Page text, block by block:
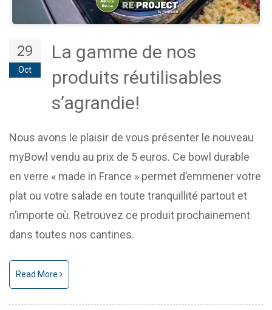
29
Oct
La gamme de nos
produits réutilisables
s’agrandie!
Nous avons le plaisir de vous présenter le nouveau
myBowl vendu au prix de 5 euros. Ce bowl durable
en verre « made in France » permet d’emmener votre
plat ou votre salade en toute tranquillité partout et
n’importe où. Retrouvez ce produit prochainement
dans toutes nos cantines.
Read More